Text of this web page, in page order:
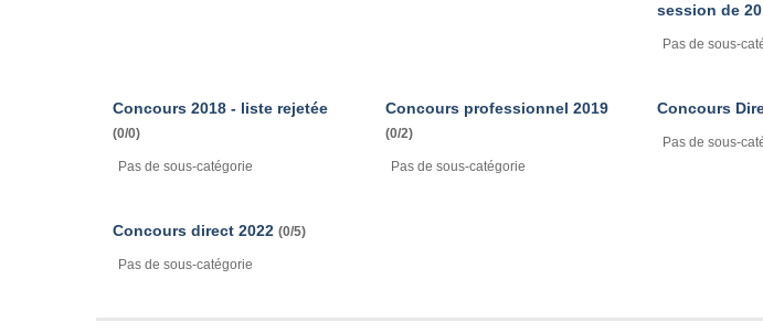
session de
Pas de sous-
Concours 2018 - liste rejetée
(0/0)
Pas de sous-catégorie
Concours professionnel 2019
(0/2)
Pas de sous-catégorie
Concours
Pas de sous-
Concours direct 2022 (0/5)
Pas de sous-catégorie